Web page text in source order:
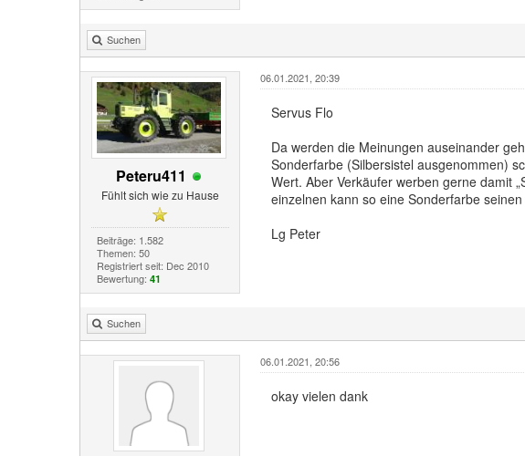
Suchen
Peteru411
Fühlt sich wie zu Hause
Beiträge: 1.582
Themen: 50
Registriert seit: Dec 2010
Bewertung: 41
06.01.2021, 20:39
Servus Flo
Da werden die Meinungen auseinander
Sonderfarbe (Silbersistel ausgenommen)
Wert. Aber Verkäufer werben gerne damit
einzelnen kann so eine Sonderfarbe
Lg Peter
Suchen
06.01.2021, 20:56
okay vielen dank